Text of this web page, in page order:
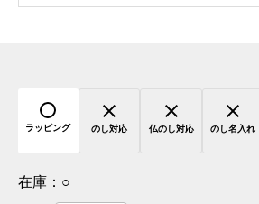
ラッピング のし対応 仏のし対応 のし名入れ
在庫： ○